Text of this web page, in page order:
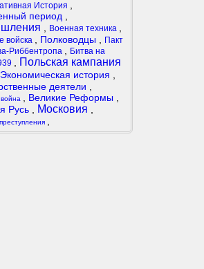
История
период
Военная техника
войска Полководцы
Пакт
Риббентропа
Битва на
Польская кампания
Экономическая история
деятели
Великие Реформы
Русь
Московия